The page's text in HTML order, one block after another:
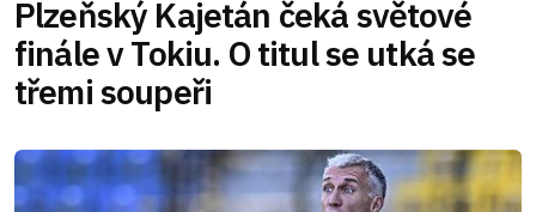
Plzeňský Kajetán čeká světové
finále v Tokiu. O titul se utká se
třemi soupeři